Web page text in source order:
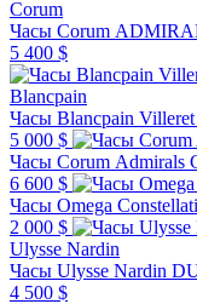
Corum
Часы Corum
5 400 $
Blancpain
Часы Blancpain
5 000 $
Часы Corum Admirals
6 600 $
Часы Omega
2 000 $
Ulysse Nardin
Часы Ulysse Nardin
4 500 $